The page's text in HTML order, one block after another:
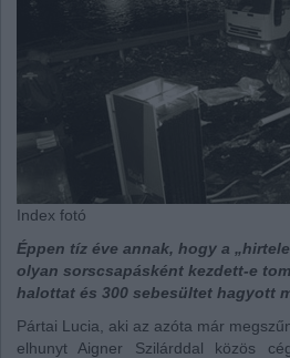
Index fotó
Éppen tíz éve annak, hogy a
olyan sorscsapásként kezdett-e
halottat és 300 sebesültet hagyott
Pártai Lucia, aki az azóta már
elhunyt Aigner Szilárddal közös